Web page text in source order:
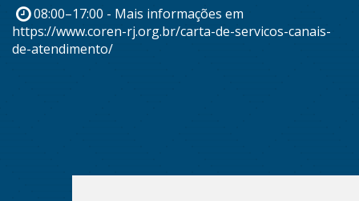
08:00–17:00 - Mais informações em
https://www.coren-rj.org.br/carta-de-servicos-canais-
de-atendimento/